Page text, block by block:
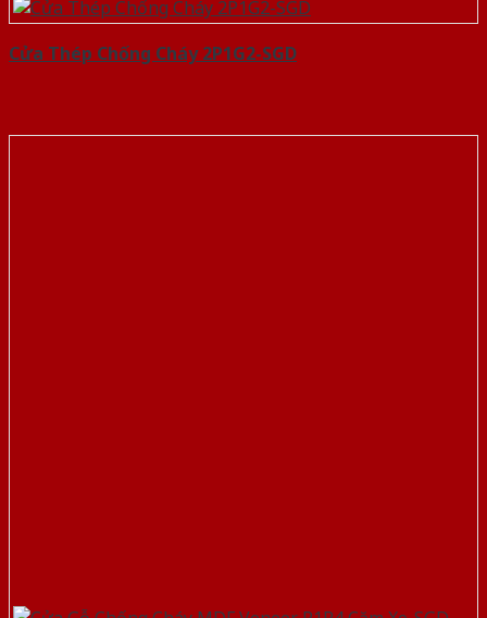
Cửa Thép Chống Cháy 2P1G2-SGD